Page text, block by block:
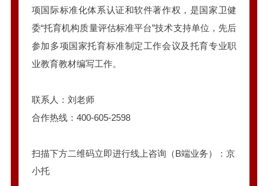
项国际标准化体系认证和软件著作权，是国家卫健
委“托育机构质量评估标准平台”技术支持单位，先后
参加多项国家托育标准制定工作会议及托育专业职
业教育教材编写工作。
联系人：刘老师
合作热线：400-605-2598
扫描下方二维码立即进行线上咨询（B端业务）：京
小托